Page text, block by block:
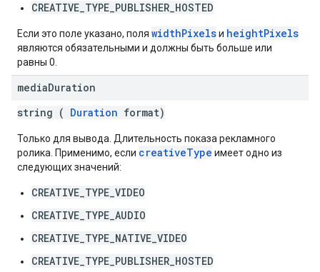
CREATIVE_TYPE_PUBLISHER_HOSTED
Если это поле указано, поля widthPixelsи heightPixels
являются обязательными и должны быть больше или
равны 0.
mediaDuration
string ( Duration format)
Только для вывода. Длительность показа рекламного
ролика. Применимо, если creativeType имеет одно из
следующих значений:
CREATIVE_TYPE_VIDEO
CREATIVE_TYPE_AUDIO
CREATIVE_TYPE_NATIVE_VIDEO
CREATIVE_TYPE_PUBLISHER_HOSTED